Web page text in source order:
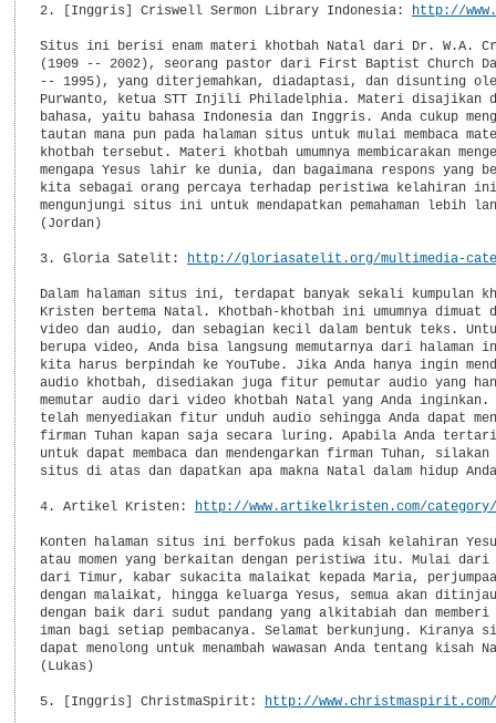
2. [Inggris] Criswell Sermon Library Indonesia: http://
Situs ini berisi enam materi khotbah Natal dari Dr. W.A.
(1909 -- 2002), seorang pastor dari First Baptist Church
-- 1995), yang diterjemahkan, diadaptasi, dan disunting
Purwanto, ketua STT Injili Philadelphia. Materi disajikan
bahasa, yaitu bahasa Indonesia dan Inggris. Anda cukup
tautan mana pun pada halaman situs untuk mulai membaca
khotbah tersebut. Materi khotbah umumnya membicarakan
mengapa Yesus lahir ke dunia, dan bagaimana respons yang
kita sebagai orang percaya terhadap peristiwa kelahiran
mengunjungi situs ini untuk mendapatkan pemahaman lebih
(Jordan)
3. Gloria Satelit: http://gloriasatelit.org/multimedia-
Dalam halaman situs ini, terdapat banyak sekali kumpulan
Kristen bertema Natal. Khotbah-khotbah ini umumnya dimuat
video dan audio, dan sebagian kecil dalam bentuk teks.
berupa video, Anda bisa langsung memutarnya dari halaman
kita harus berpindah ke YouTube. Jika Anda hanya ingin
audio khotbah, disediakan juga fitur pemutar audio yang
memutar audio dari video khotbah Natal yang Anda
telah menyediakan fitur unduh audio sehingga Anda dapat
firman Tuhan kapan saja secara luring. Apabila Anda
untuk dapat membaca dan mendengarkan firman Tuhan,
situs di atas dan dapatkan apa makna Natal dalam hidup
4. Artikel Kristen: http://www.artikelkristen.com/
Konten halaman situs ini berfokus pada kisah kelahiran
atau momen yang berkaitan dengan peristiwa itu. Mulai
dari Timur, kabar sukacita malaikat kepada Maria,
dengan malaikat, hingga keluarga Yesus, semua akan
dengan baik dari sudut pandang yang alkitabiah dan
iman bagi setiap pembacanya. Selamat berkunjung.
dapat menolong untuk menambah wawasan Anda tentang kisah
(Lukas)
5. [Inggris] ChristmaSpirit: http://www.christmaspirit.com/